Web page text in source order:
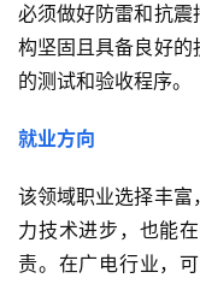
必须做好防雷和抗震
构坚固且具备良好
的测试和验收程序。
就业方向
该领域职业选择丰富
力技术进步，也能
责。在广电行业，